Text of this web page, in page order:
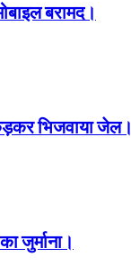
बरामद।
भिजवाया जेल।
जुर्माना।